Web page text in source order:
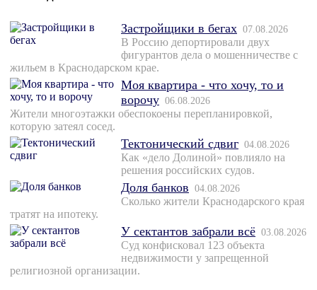
Застройщики в бегах 07.08.2026
В Россию депортировали двух
фигурантов дела о мошенничестве с
жильем в Краснодарском крае.
Моя квартира - что хочу, то и
ворочу 06.08.2026
Жители многоэтажки обеспокоены перепланировкой,
которую затеял сосед.
Тектонический сдвиг 04.08.2026
Как «дело Долиной» повлияло на
решения российских судов.
Доля банков 04.08.2026
Сколько жители Краснодарского края
тратят на ипотеку.
У сектантов забрали всё 03.08.2026
Суд конфисковал 123 объекта
недвижимости у запрещенной
религиозной организации.